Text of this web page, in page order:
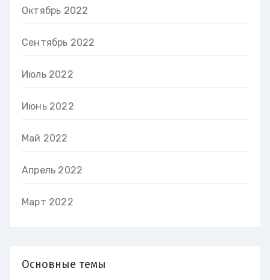
Октябрь 2022
Сентябрь 2022
Июль 2022
Июнь 2022
Май 2022
Апрель 2022
Март 2022
Основные темы